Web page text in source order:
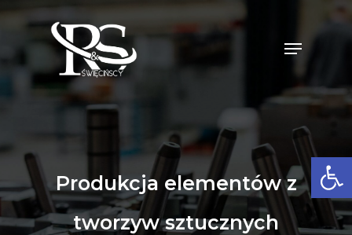
content
Menu
Produkcja elementów z
tworzyw sztucznych